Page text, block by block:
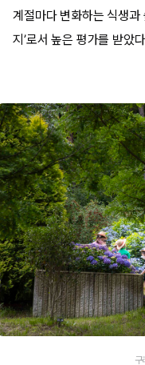
계절마다 변화하는 식생과
지’로서 높은 평가를 받았